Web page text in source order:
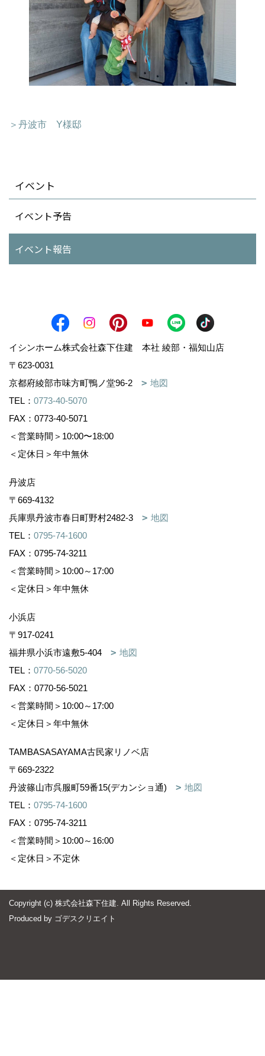
＞丹波市 Y様邸
イベント
イベント予告
イベント報告
イシンホーム株式会社森下住建 本社 綾部・福知山店
〒623-0031
京都府綾部市味方町鴨ノ堂96-2
地図
TEL： 0773-40-5070
FAX：0773-40-5071
＜営業時間＞10:00〜18:00
＜定休日＞年中無休
丹波店
〒669-4132
兵庫県丹波市春日町野村2482-3
地図
TEL： 0795-74-1600
FAX：0795-74-3211
＜営業時間＞10:00～17:00
＜定休日＞年中無休
小浜店
〒917-0241
福井県小浜市遠敷5-404
地図
TEL： 0770-56-5020
FAX：0770-56-5021
＜営業時間＞10:00～17:00
＜定休日＞年中無休
TAMBASASAYAMA古民家リノベ店
〒669-2322
丹波篠山市呉服町59番15(デカンショ通)
地図
TEL： 0795-74-1600
FAX：0795-74-3211
＜営業時間＞10:00～16:00
＜定休日＞不定休
Copyright (c) 株式会社森下住建. All Rights Reserved.
Produced by ゴデスクリエイト